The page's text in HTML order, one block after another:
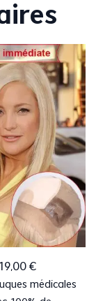
,00 €
médicales